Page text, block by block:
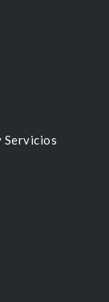
Servicios